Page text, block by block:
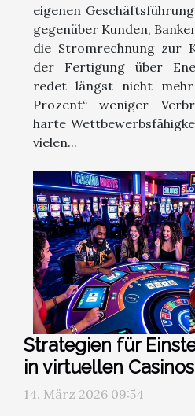
eigenen
gegenüber Kunden,
die Stromrechnung zur
der Fertigung über
redet längst nicht
Prozent“ weniger
harte
vielen...
Strategien für
in virtuellen
14. März 2026 09:54